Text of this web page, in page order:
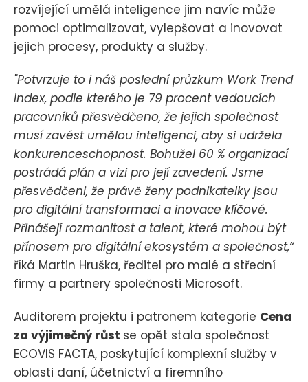
rozvíjející umělá inteligence jim navíc může
pomoci optimalizovat, vylepšovat a inovovat
jejich procesy, produkty a služby.
"Potvrzuje to i náš poslední průzkum Work Trend
Index, podle kterého je 79 procent vedoucích
pracovníků přesvědčeno, že jejich společnost
musí zavést umělou inteligenci, aby si udržela
konkurenceschopnost. Bohužel 60 % organizací
postrádá plán a vizi pro její zavedení. Jsme
přesvědčeni, že právě ženy podnikatelky jsou
pro digitální transformaci a inovace klíčové.
Přinášejí rozmanitost a talent, které mohou být
přínosem pro digitální ekosystém a společnost,“
říká Martin Hruška, ředitel pro malé a střední
firmy a partnery společnosti Microsoft.
Auditorem projektu i patronem kategorie Cena
za výjimečný růst se opět stala společnost
ECOVIS FACTA, poskytující komplexní služby v
oblasti daní, účetnictví a firemního